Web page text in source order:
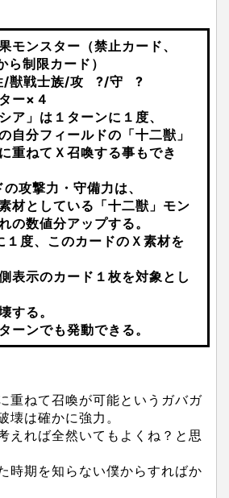
モンスター（禁止カード、
制限カード）
/獣戦士族/攻 ?/守 ?
ー×４
ア」は１ターンに１度、
自分フィールドの「十二獣」
重ねてＸ召喚する事もでき
攻撃力・守備力は、
材としている「十二獣」モン
の数値分アップする。
度、このカードのＸ素材を
表示のカード１枚を対象とし
する。
ーンでも発動できる。
重ねて召喚が可能というガバガ
壊は確かに強力。
えれば全然いてもよくね？と思
時期を知らない僕からすればか